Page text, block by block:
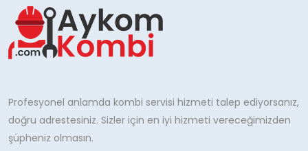
Profesyonel anlamda kombi servisi hizmeti talep ediyorsanız,
doğru adrestesiniz. Sizler için en iyi hizmeti vereceğimizden
şüpheniz olmasın.